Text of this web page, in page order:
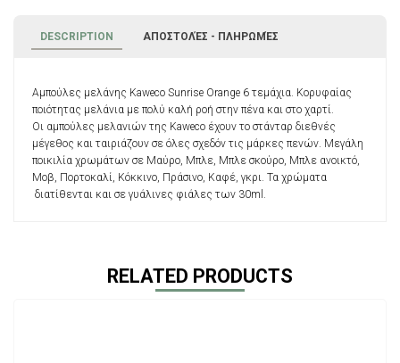
DESCRIPTION ΑΠΟΣΤΟΛΈΣ - ΠΛΗΡΩΜΈΣ
Αμπούλες μελάνης Kaweco Sunrise Orange 6 τεμάχια. Κορυφαίας
ποιότητας μελάνια με πολύ καλή ροή στην πένα και στο χαρτί.
Οι αμπούλες μελανιών της Kaweco έχουν το στάνταρ διεθνές
μέγεθος και ταιριάζουν σε όλες σχεδόν τις μάρκες πενών. Μεγάλη
ποικιλία χρωμάτων σε Μαύρο, Μπλε, Μπλε σκούρο, Μπλε ανοικτό,
Μοβ, Πορτοκαλί, Κόκκινο, Πράσινο, Καφέ, γκρι. Τα χρώματα
διατίθενται και σε γυάλινες φιάλες των 30ml.
RELATED PRODUCTS